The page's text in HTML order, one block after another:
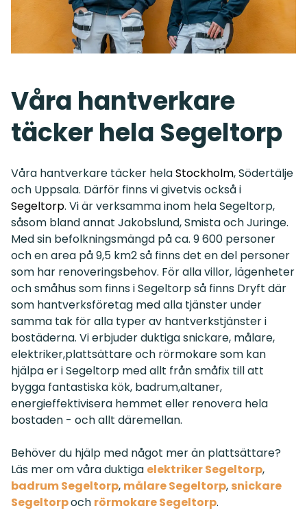
Våra hantverkare
täcker hela Segeltorp
Våra hantverkare täcker helaStockholm, Södertälje
och Uppsala. Därför finns vi givetvis också i
Segeltorp. Vi är verksamma inom hela Segeltorp,
såsom bland annat Jakobslund, Smista och Juringe.
Med sin befolkningsmängd på ca. 9 600 personer
och en area på 9,5 km2 så finns det en del personer
som har renoveringsbehov. För alla villor, lägenheter
och småhus som finns i Segeltorp så finns Dryft där
som hantverksföretag med alla tjänster under
samma tak för alla typer av hantverkstjänster i
bostäderna. Vi erbjuder duktiga snickare, målare,
elektriker,plattsättare och rörmokare som kan
hjälpa er i Segeltorp med allt från småfix till att
bygga fantastiska kök, badrum,altaner,
energieffektivisera hemmet eller renovera hela
bostaden - och allt däremellan.
Behöver du hjälp med något mer än plattsättare?
Läs mer om våra duktiga elektriker Segeltorp,
badrum Segeltorp, målare Segeltorp, snickare
Segeltorpoch rörmokare Segeltorp.